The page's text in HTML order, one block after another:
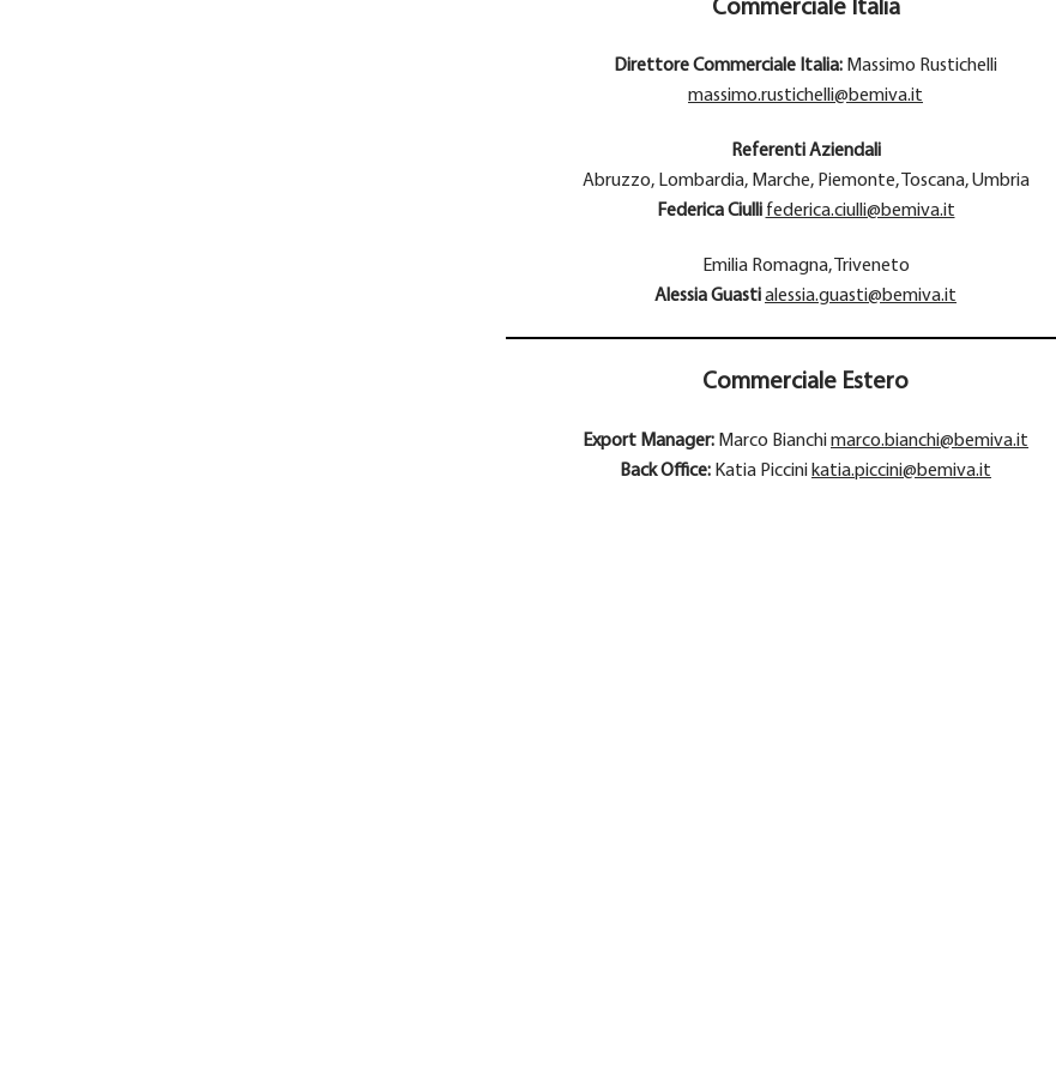
Commerciale Italia
Direttore Commerciale Italia: Massimo Rustichelli
massimo.rustichelli@bemiva.it
Referenti Aziendali
Abruzzo, Lombardia, Marche, Piemonte, Toscana, Umbria
Federica Ciulli federica.ciulli@bemiva.it
Emilia Romagna, Triveneto
Alessia Guastialessia.guasti@bemiva.it
Commerciale Estero
Export Manager: Marco Bianchimarco.bianchi@bemiva.it
Back Office: Katia Piccini katia.piccini@bemiva.it